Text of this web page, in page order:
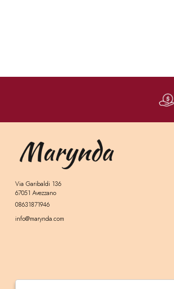
Via Garibaldi 136
67051 Avezzano
08631871946
info@marynda.com